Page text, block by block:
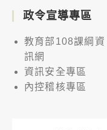
政令宣導專區
教育部108課綱資
訊網
資訊安全專區
內控稽核專區